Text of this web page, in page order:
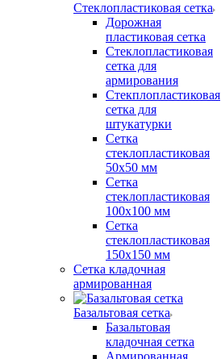
Стеклопластиковая сетка
Дорожная
пластиковая сетка
Стеклопластиковая
сетка для
армирования
Стекплопластиковая
сетка для
штукатурки
Сетка
стеклопластиковая
50x50 мм
Сетка
стеклопластиковая
100x100 мм
Сетка
стеклопластиковая
150x150 мм
Сетка кладочная
армированная
Базальтовая сетка
Базальтовая
кладочная сетка
Армированная